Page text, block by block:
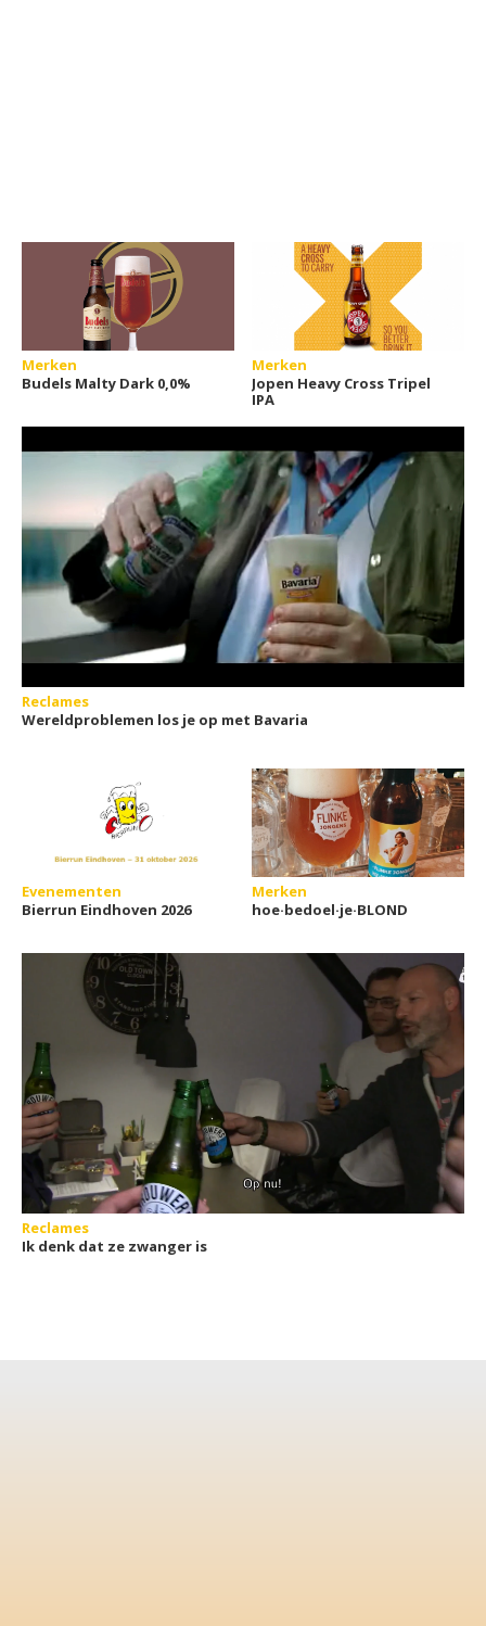
Merken
Budels Malty Dark 0,0%
Merken
Jopen Heavy Cross Tripel
IPA
Reclames
Wereldproblemen los je op met Bavaria
Evenementen
Bierrun Eindhoven 2026
Merken
hoe·bedoel·je·BLOND
Reclames
Ik denk dat ze zwanger is